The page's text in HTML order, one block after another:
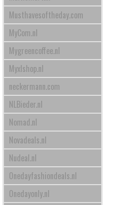
Musthavesoftheday.com
MyCom.nl
Mygreencoffee.nl
Myxlshop.nl
neckermann.com
NLBieder.nl
Nomad.nl
Novadeals.nl
Nudeal.nl
Onedayfashiondeals.nl
Onedayonly.nl